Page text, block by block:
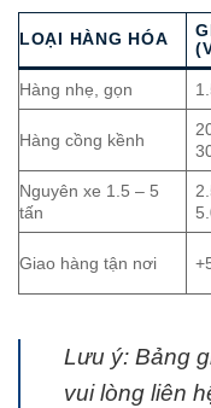
LOẠI HÀNG HÓA
Hàng nhẹ, gọn
Hàng cồng kềnh
Nguyên xe 1.5 – 5
tấn
Giao hàng tận nơi
Lưu ý: Bảng
vui lòng liên